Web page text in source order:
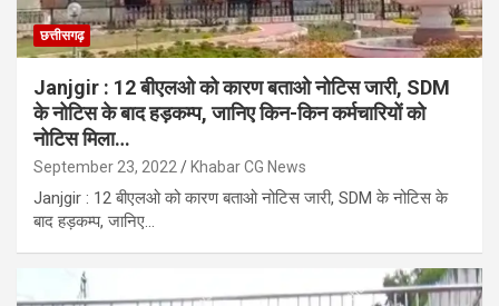
छत्तीसगढ़
Janjgir : 12 बीएलओ को कारण बताओ नोटिस जारी, SDM
के नोटिस के बाद हड़कम्प, जानिए किन-किन कर्मचारियों को
नोटिस मिला…
September 23, 2022 Khabar CG News
Janjgir : 12 बीएलओ को कारण बताओ नोटिस जारी, SDM के नोटिस के
बाद हड़कम्प, जानिए…